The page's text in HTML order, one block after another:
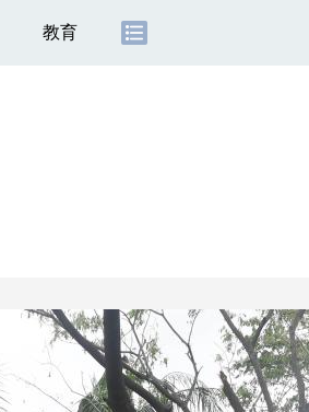
教育